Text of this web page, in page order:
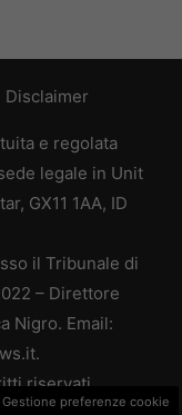
Disclaimer
e regolata
legale in Unit
GX11 1AA, ID
il Tribunale di
– Direttore
Nigro. Email:
riservati
Gestione preferenze cookie